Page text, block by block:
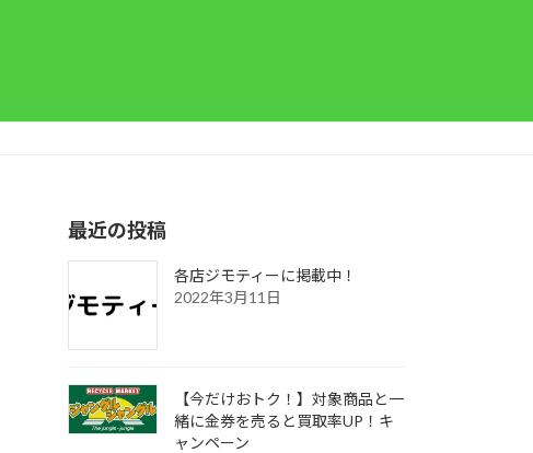
最近の投稿
各店ジモティーに掲載中！
2022年3月11日
【今だけおトク！】対象商品と一
緒に金券を売ると買取率UP！キ
ャンペーン